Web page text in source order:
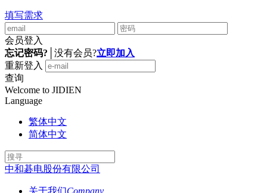
填写需求
会员登入
忘记密码?
没有会员?立即加入
重新登入
查询
Welcome to JIDIEN
Language
繁体中文
简体中文
中和碁电股份有限公司
关于我们Company